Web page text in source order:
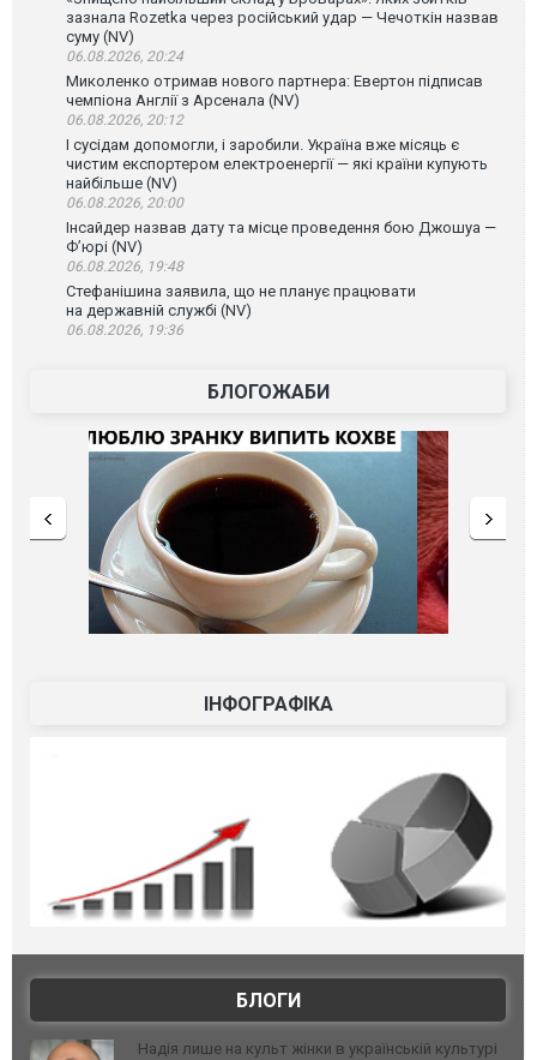
зазнала Rozetka через російський удар — Чечоткін назвав
суму (NV)
06.08.2026, 20:24
Миколенко отримав нового партнера: Евертон підписав
чемпіона Англії з Арсенала (NV)
06.08.2026, 20:12
І сусідам допомогли, і заробили. Україна вже місяць є
чистим експортером електроенергії — які країни купують
найбільше (NV)
06.08.2026, 20:00
Інсайдер назвав дату та місце проведення бою Джошуа —
Ф’юрі (NV)
06.08.2026, 19:48
Стефанішина заявила, що не планує працювати
на державній службі (NV)
06.08.2026, 19:36
БЛОГОЖАБИ
ІНФОГРАФІКА
БЛОГИ
Надія лише на культ жінки в українській культурі